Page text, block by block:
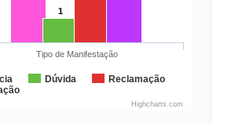
1
Dúvida
Reclamação
Tipo de Manifestação
Highcharts.com